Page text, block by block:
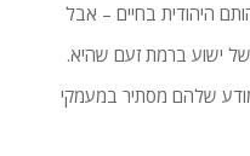
היהודית בחיים – אבל
של ישוע ברמת זעם שהיא.
שלהם מסתיר במעמקי